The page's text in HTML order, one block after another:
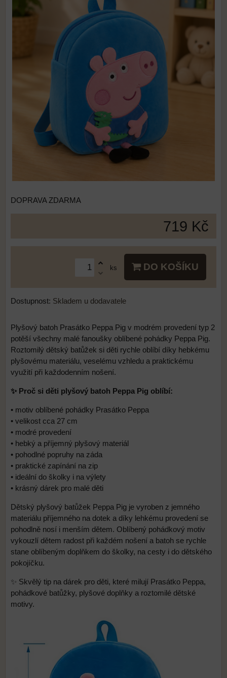
DOPRAVA ZDARMA
719 Kč
ks DO KOŠÍKU
Dostupnost: Skladem u dodavatele
Plyšový batoh Prasátko Peppa Pig v modrém provedení typ 2
potěší všechny malé fanoušky oblíbené pohádky Peppa Pig.
Roztomilý dětský batůžek si děti rychle oblíbí díky hebkému
plyšovému materiálu, veselému vzhledu a praktickému
využití při každodenním nošení.
✨ Proč si děti plyšový batoh Peppa Pig oblíbí:
• motiv oblíbené pohádky Prasátko Peppa
• velikost cca 27 cm
• modré provedení
• hebký a příjemný plyšový materiál
• pohodlné popruhy na záda
• praktické zapínání na zip
• ideální do školky i na výlety
• krásný dárek pro malé děti
Dětský plyšový batůžek Peppa Pig je vyroben z jemného
materiálu příjemného na dotek a díky lehkému provedení se
pohodlně nosí i menším dětem. Oblíbený pohádkový motiv
vykouzlí dětem radost při každém nošení a batoh se rychle
stane oblíbeným doplňkem do školky, na cesty i do dětského
pokojíčku.
✨ Skvělý tip na dárek pro děti, které milují Prasátko Peppa,
pohádkové batůžky, plyšové doplňky a roztomilé dětské
motivy.